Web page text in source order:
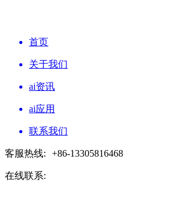
首页
关于我们
ai资讯
ai应用
联系我们
客服热线: +86-13305816468
在线联系: